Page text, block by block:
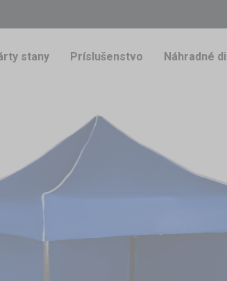
stany Príslušenstvo Náhradné